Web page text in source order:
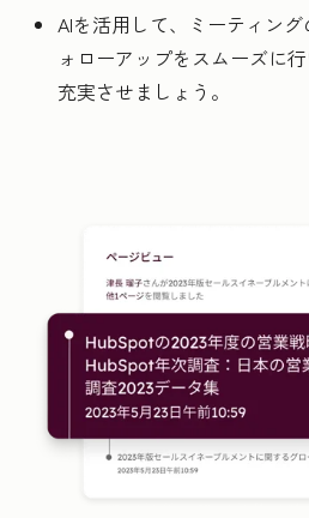
AIを活用して、ミーティン
ォローアップをスムーズに
充実させましょう。